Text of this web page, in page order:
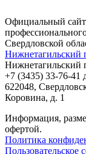
Официальный сайт
Свердловской
Нижнетагильский
Нижнетагильский
+7 (3435) 33-76-41
622048,
Коровина, д. 1
Информация,
офертой.
Политика
Пользовательское